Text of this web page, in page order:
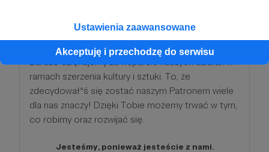
Ustawienia zaawansowane
Akceptuję i przechodzę do serwisu
1200 zł miesięcznie
Bardzo dziękujemy za wsparcie naszych działań w
ramach szerzenia kultury i sztuki. To, że
zdecydował*ś się zostać naszym Patronem wiele
dla nas znaczy! Dzięki Tobie możemy trwać w tym,
co robimy oraz rozwijać się.
Jesteśmy, ponieważ jesteście z nami.